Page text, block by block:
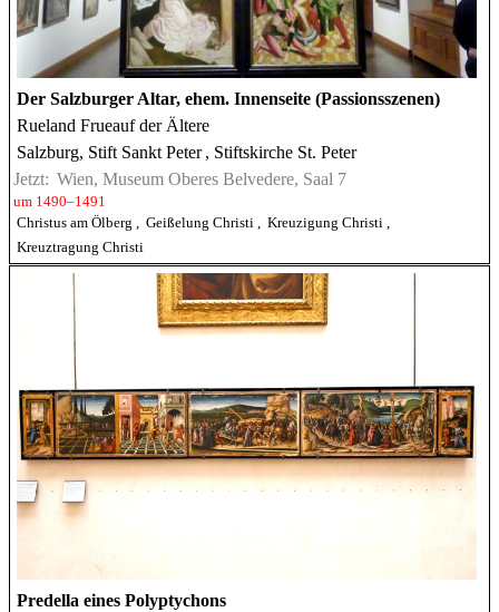
Der Salzburger Altar, ehem. Innenseite (Passionsszenen)
Rueland Frueauf der Ältere
Salzburg, Stift Sankt Peter , Stiftskirche St. Peter
Jetzt: Wien, Museum Oberes Belvedere, Saal 7
um 1490–1491
Christus am Ölberg , Geißelung Christi , Kreuzigung Christi ,
Kreuztragung Christi
Predella eines Polyptychons